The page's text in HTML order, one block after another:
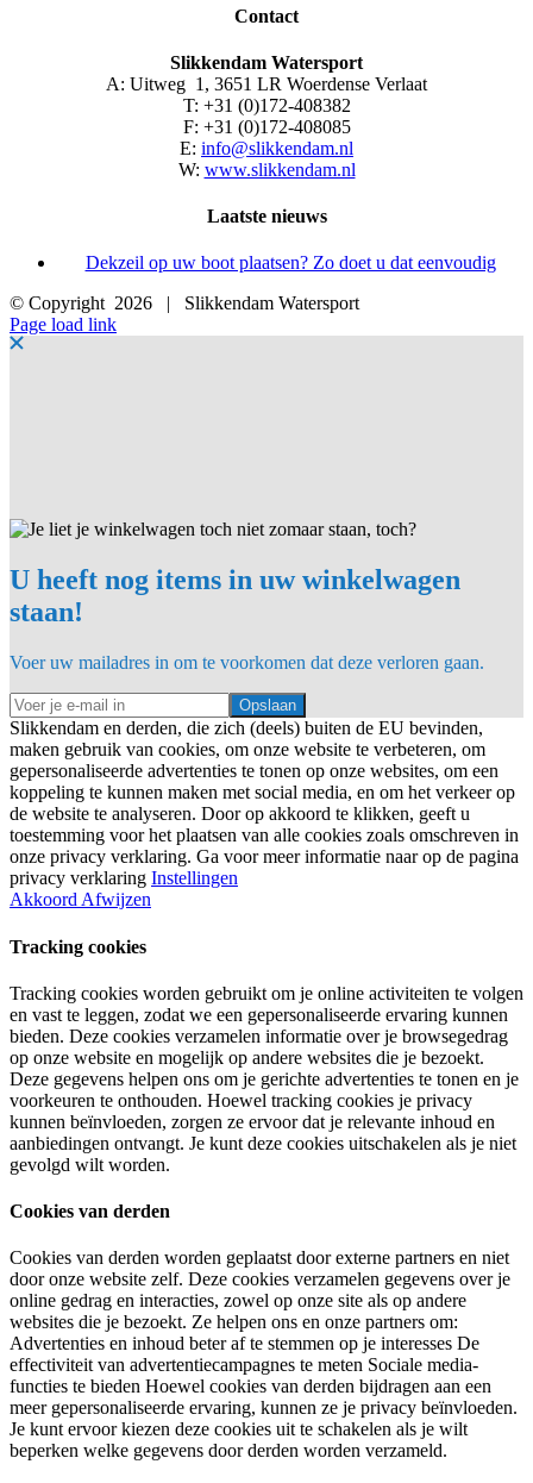
Contact
Slikkendam Watersport
A: Uitweg 1, 3651 LR Woerdense Verlaat
T: +31 (0)172-408382
F: +31 (0)172-408085
E: info@slikkendam.nl
W: www.slikkendam.nl
Laatste nieuws
Dekzeil op uw boot plaatsen? Zo doet u dat eenvoudig
© Copyright 2026 | Slikkendam Watersport
Facebook
Instagram
LinkedIn
YouTube
X
E-
mail
Page load link
U heeft nog items in uw winkelwagen
staan!
Voer uw mailadres in om te voorkomen dat deze verloren gaan.
Opslaan
Slikkendam en derden, die zich (deels) buiten de EU bevinden,
maken gebruik van cookies, om onze website te verbeteren, om
gepersonaliseerde advertenties te tonen op onze websites, om een
koppeling te kunnen maken met social media, en om het verkeer op
de website te analyseren. Door op akkoord te klikken, geeft u
toestemming voor het plaatsen van alle cookies zoals omschreven in
onze privacy verklaring. Ga voor meer informatie naar op de pagina
privacy verklaring Instellingen
Akkoord Afwijzen
Tracking cookies
Tracking cookies worden gebruikt om je online activiteiten te volgen
en vast te leggen, zodat we een gepersonaliseerde ervaring kunnen
bieden. Deze cookies verzamelen informatie over je browsegedrag
op onze website en mogelijk op andere websites die je bezoekt.
Deze gegevens helpen ons om je gerichte advertenties te tonen en je
voorkeuren te onthouden. Hoewel tracking cookies je privacy
kunnen beïnvloeden, zorgen ze ervoor dat je relevante inhoud en
aanbiedingen ontvangt. Je kunt deze cookies uitschakelen als je niet
gevolgd wilt worden.
Cookies van derden
Cookies van derden worden geplaatst door externe partners en niet
door onze website zelf. Deze cookies verzamelen gegevens over je
online gedrag en interacties, zowel op onze site als op andere
websites die je bezoekt. Ze helpen ons en onze partners om:
Advertenties en inhoud beter af te stemmen op je interesses De
effectiviteit van advertentiecampagnes te meten Sociale media-
functies te bieden Hoewel cookies van derden bijdragen aan een
meer gepersonaliseerde ervaring, kunnen ze je privacy beïnvloeden.
Je kunt ervoor kiezen deze cookies uit te schakelen als je wilt
beperken welke gegevens door derden worden verzameld.